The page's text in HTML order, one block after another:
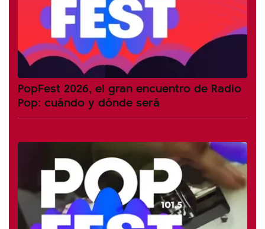
PopFest 2026, el gran encuentro de Radio
Pop: cuándo y dónde será